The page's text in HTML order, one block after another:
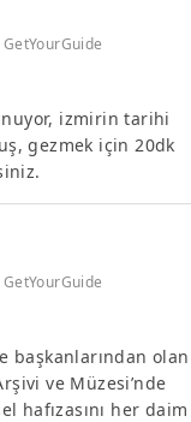
izmirin tarihi
gezmek için 20dk
başkanlarından olan
ve Müzesi’nde
hafızasını her daim